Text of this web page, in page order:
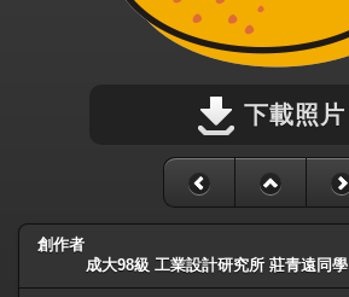
下載照片
創作者
成大98級 工業設計研究所 莊青遠同學